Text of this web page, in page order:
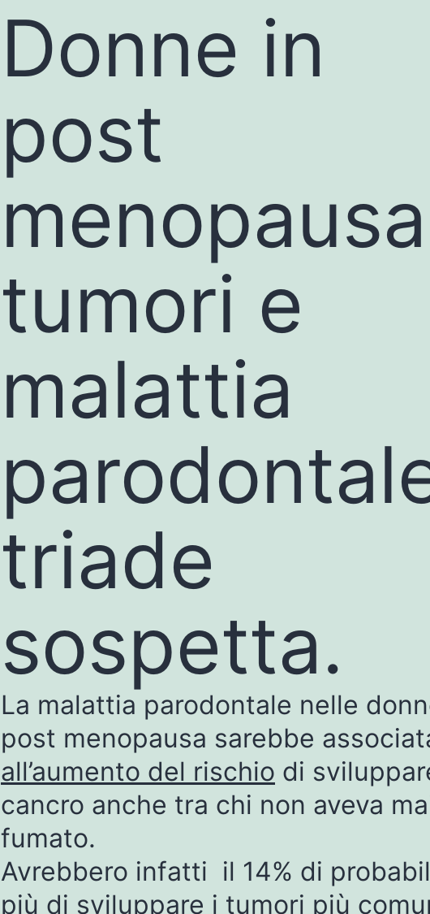
Donne in
post
tumori e
malattia
triade
sospetta.
La malattia parodontale nelle
post menopausa sarebbe
all’aumento del rischio di
cancro anche tra chi non aveva
fumato.
Avrebbero infatti il 14% di
più di sviluppare i tumori più